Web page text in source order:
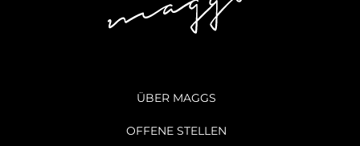
ÜBER MAGGS
OFFENE STELLEN